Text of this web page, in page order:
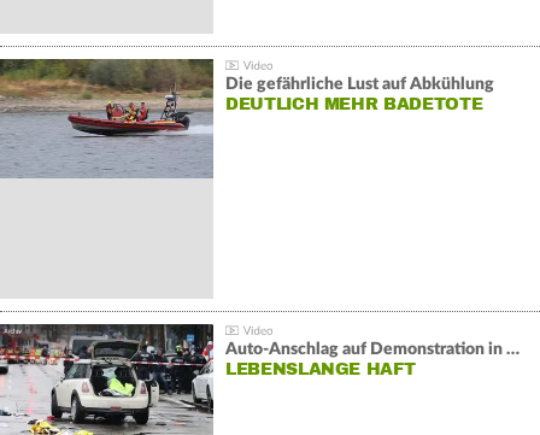
Die gefährliche Lust auf Abkühlung
DEUTLICH MEHR BADETOTE
Auto-Anschlag auf Demonstration in München:
LEBENSLANGE HAFT